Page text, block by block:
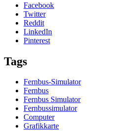
Facebook
Twitter
Reddit
LinkedIn
Pinterest
Tags
Fernbus-Simulator
Fernbus
Fernbus Simulator
Fernbussimulator
Computer
Grafikkarte